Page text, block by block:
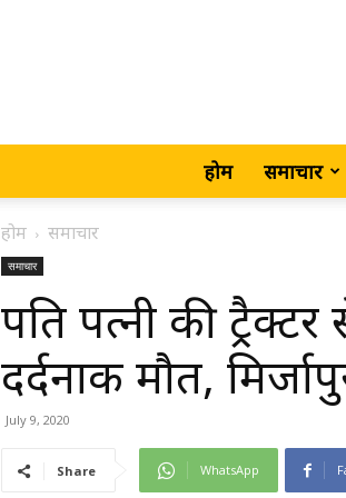
होम समाचार
होम समाचार
समाचार
पति पत्नी की
दर्दनाक मौत,
July 9, 2020
Share WhatsApp